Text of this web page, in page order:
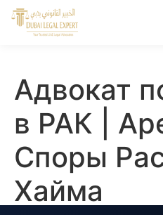
Адвокат
в РАК |
Споры
Хайма